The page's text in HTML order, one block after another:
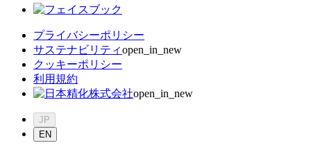
プライバシーポリシー
サステナビリティopen_in_new
クッキーポリシー
利用規約
open_in_new
JP
EN